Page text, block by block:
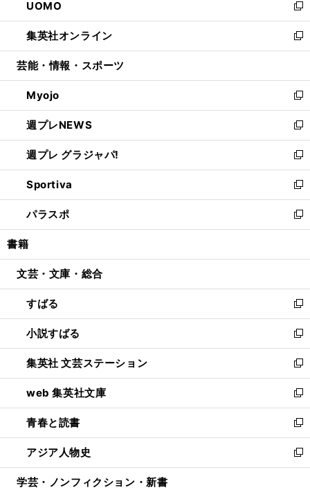
く
で
開
く
ド
ウ
で
開
ィ
ン
ド
ウ
開
く
い
ウ
ィ
ン
ウ
で
開
く
UOMO
新
し
い
ウ
ン
ド
ウ
で
開
く
集英社オンライン
新
し
ウ
ィ
ン
ド
ウ
で
開
く
芸能・情報・スポーツ
Myojo
新
し
い
ウ
ィ
ン
ド
ウ
で
開
週プレNEWS
新
し
い
ウ
ィ
ン
ド
ウ
開
週プレ グラジャパ!
新
し
い
ウ
ィ
ン
ウ
開
く
Sportiva
新
し
い
ウ
ン
ウ
で
開
く
パラスポ
新
し
ウ
ン
ド
ウ
で
開
く
書籍
文芸・文庫・総合
すばる
新
し
い
ウ
ィ
ン
ド
ウ
で
開
く
小説すばる
新
し
い
ウ
ィ
ン
ド
ウ
で
開
集英社 文芸ステーション
新
し
い
ウ
ィ
ン
ド
ウ
web 集英社文庫
新
し
い
ウ
ィ
ン
青春と読書
新
し
い
ウ
アジア人物史
新
し
学芸・ノンフィクション・新書